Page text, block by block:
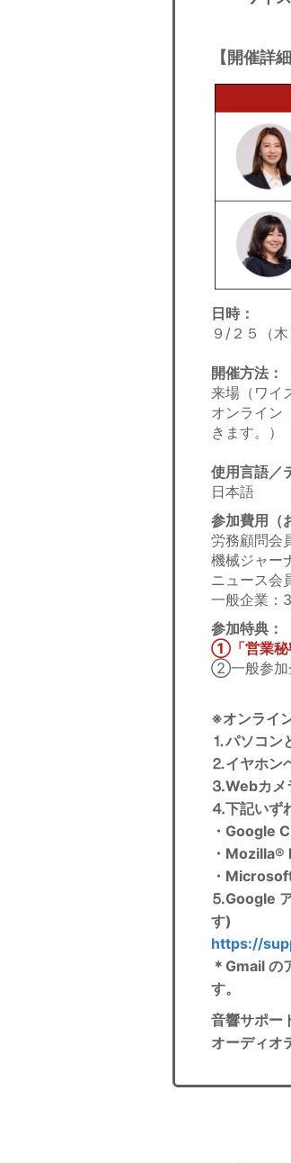
【開催詳細
日時：
９/２５（
開催方法：
来場（ワイ
オンライン
きます。）
使用言語／
日本語
参加費用（
労務顧問会
機械ジャー
ニュース会
一般企業：
参加特典：
①「営業秘
②一般参加
※オンライ
⒈パソコン
⒉イヤホン
⒊Webカメ
⒋下記いず
・Google
・
・
⒌Google
す)
https://
＊Gmail の
す。
音響サポー
オーディオ